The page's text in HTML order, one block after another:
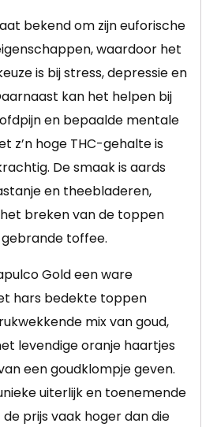
bekend om zijn euforische
waardoor het
is bij stress, depressie en
kan het helpen bij
en bepaalde mentale
z’n hoge THC-gehalte is
De smaak is aards
en theebladeren,
breken van de toppen
toffee.
Gold een ware
hars bedekte toppen
mix van goud,
levendige oranje haartjes
een goudklompje geven.
uiterlijk en toenemende
prijs vaak hoger dan die